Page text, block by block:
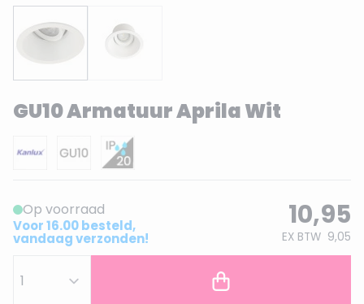
GU10 Armatuur Aprila Wit
Op voorraad
Voor 16.00 besteld,
vandaag verzonden!
10,95
EX BTW 9,05